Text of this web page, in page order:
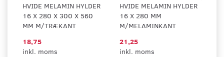
HVIDE MELAMIN HYLDER
16 X 280 X 300 X 560
MM M/TRÆKANT
18,75
inkl. moms
HVIDE MELAMIN HYLDER
16 X 280 MM
M/MELAMINKANT
21,25
inkl. moms